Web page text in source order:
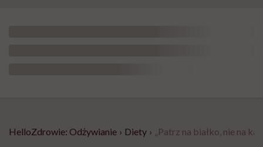
HelloZdrowie: Odżywianie › Diety › „Patrz na białko, nie na